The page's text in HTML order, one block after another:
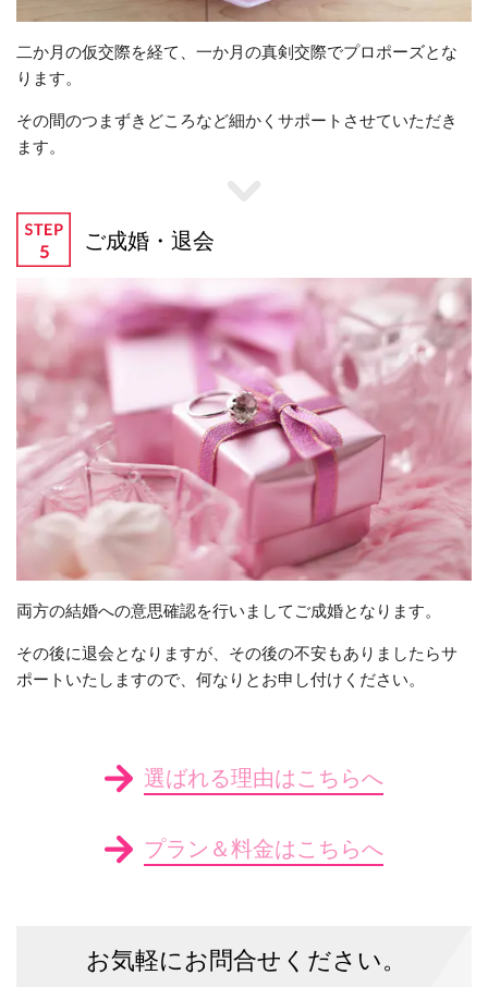
二か月の仮交際を経て、一か月の真剣交際でプロポーズとな
ります。
その間のつまずきどころなど細かくサポートさせていただき
ます。
ご成婚・退会
両方の結婚への意思確認を行いましてご成婚となります。
その後に退会となりますが、その後の不安もありましたらサ
ポートいたしますので、何なりとお申し付けください。
選ばれる理由はこちらへ
プラン＆料金はこちらへ
お気軽にお問合せください。